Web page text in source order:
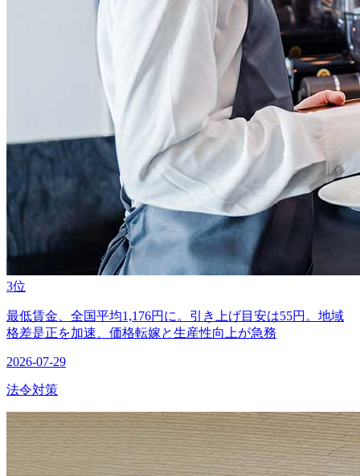
3位
最低賃金、全国平均1,176円に。引き上げ目安は55円。地域
格差是正を加速、価格転嫁と生産性向上が急務
2026-07-29
法令対策